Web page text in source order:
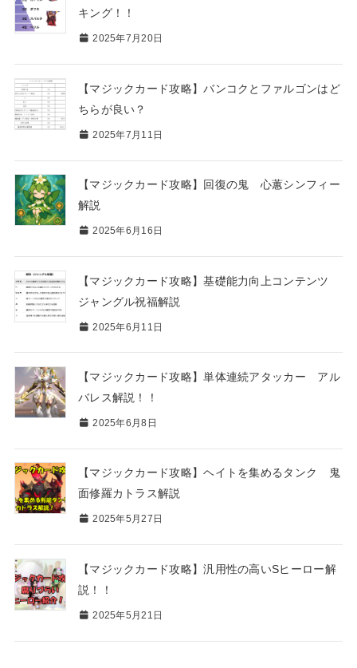
キング！！
2025年7月20日
【マジックカード攻略】バンコクとファルゴンはど
ちらが良い？
2025年7月11日
【マジックカード攻略】回復の鬼 心蕙シンフィー
解説
2025年6月16日
【マジックカード攻略】基礎能力向上コンテンツ
ジャングル祝福解説
2025年6月11日
【マジックカード攻略】単体連続アタッカー アル
バレス解説！！
2025年6月8日
【マジックカード攻略】ヘイトを集めるタンク 鬼
面修羅カトラス解説
2025年5月27日
【マジックカード攻略】汎用性の高いSヒーロー解
説！！
2025年5月21日